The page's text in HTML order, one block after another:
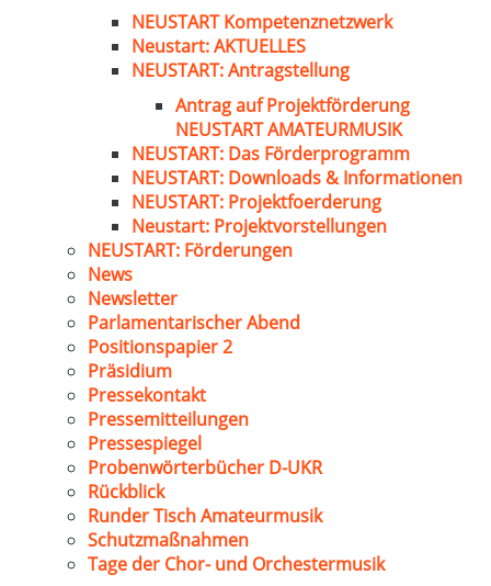
NEUSTART Kompetenznetzwerk
Neustart: AKTUELLES
NEUSTART: Antragstellung
Antrag auf Projektförderung
NEUSTART AMATEURMUSIK
NEUSTART: Das Förderprogramm
NEUSTART: Downloads & Informationen
NEUSTART: Projektfoerderung
Neustart: Projektvorstellungen
NEUSTART: Förderungen
News
Newsletter
Parlamentarischer Abend
Positionspapier 2
Präsidium
Pressekontakt
Pressemitteilungen
Pressespiegel
Probenwörterbücher D-UKR
Rückblick
Runder Tisch Amateurmusik
Schutzmaßnahmen
Tage der Chor- und Orchestermusik